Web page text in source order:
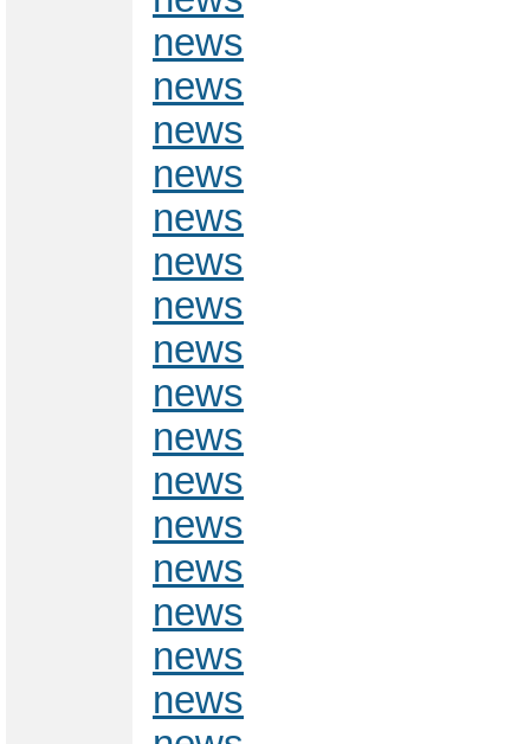
news
news
news
news
news
news
news
news
news
news
news
news
news
news
news
news